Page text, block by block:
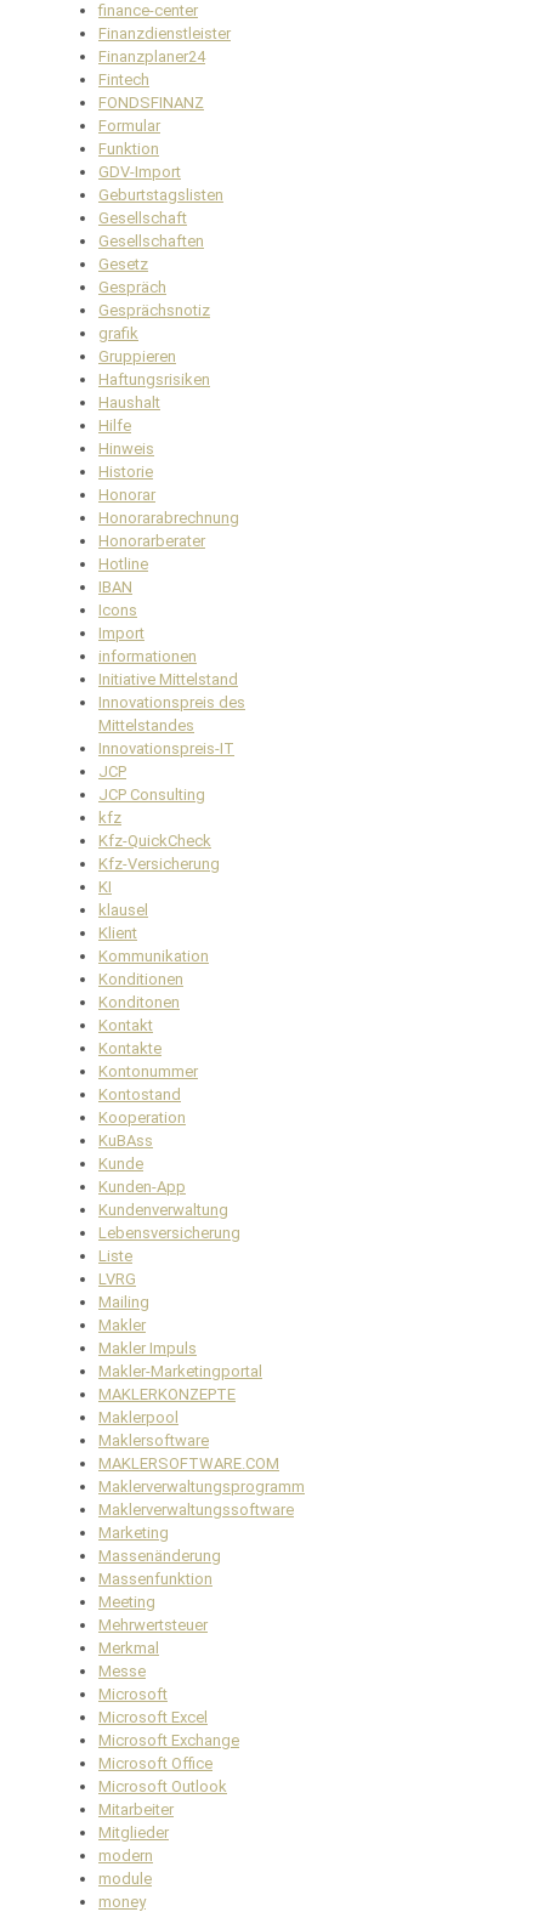
finance-center
Finanzdienstleister
Finanzplaner24
Fintech
FONDSFINANZ
Formular
Funktion
GDV-Import
Geburtstagslisten
Gesellschaft
Gesellschaften
Gesetz
Gespräch
Gesprächsnotiz
grafik
Gruppieren
Haftungsrisiken
Haushalt
Hilfe
Hinweis
Historie
Honorar
Honorarabrechnung
Honorarberater
Hotline
IBAN
Icons
Import
informationen
Initiative Mittelstand
Innovationspreis des
Mittelstandes
Innovationspreis-IT
JCP
JCP Consulting
kfz
Kfz-QuickCheck
Kfz-Versicherung
KI
klausel
Klient
Kommunikation
Konditionen
Konditonen
Kontakt
Kontakte
Kontonummer
Kontostand
Kooperation
KuBAss
Kunde
Kunden-App
Kundenverwaltung
Lebensversicherung
Liste
LVRG
Mailing
Makler
Makler Impuls
Makler-Marketingportal
MAKLERKONZEPTE
Maklerpool
Maklersoftware
MAKLERSOFTWARE.COM
Maklerverwaltungsprogramm
Maklerverwaltungssoftware
Marketing
Massenänderung
Massenfunktion
Meeting
Mehrwertsteuer
Merkmal
Messe
Microsoft
Microsoft Excel
Microsoft Exchange
Microsoft Office
Microsoft Outlook
Mitarbeiter
Mitglieder
modern
module
money